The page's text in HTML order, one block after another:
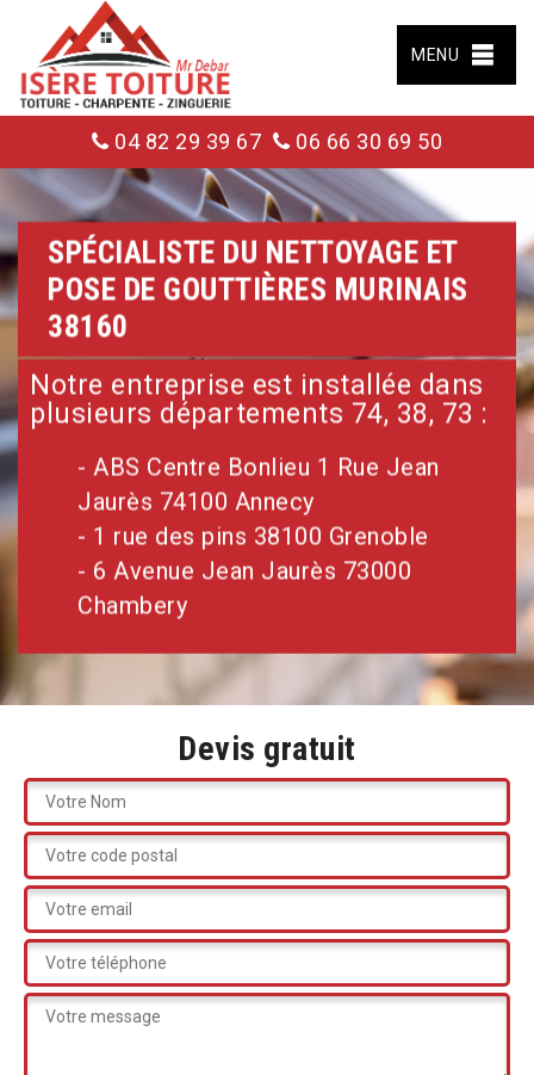
MENU
04 82 29 39 67 06 66 30 69 50
SPÉCIALISTE DU NETTOYAGE ET
POSE DE GOUTTIÈRES MURINAIS
38160
Notre entreprise est installée dans
plusieurs départements 74, 38, 73 :
- ABS Centre Bonlieu 1 Rue Jean
Jaurès 74100 Annecy
- 1 rue des pins 38100 Grenoble
- 6 Avenue Jean Jaurès 73000
Chambery
Devis gratuit